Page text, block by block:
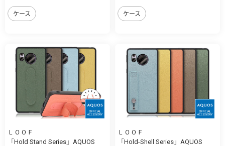
ケース ケース
ＬＯＯＦ
「Hold Stand Series」AQUOS
ＬＯＯＦ
「Hold-Shell Series」AQUOS